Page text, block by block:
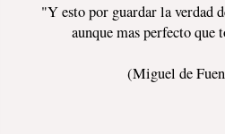
"Y esto por guardar la verdad
aunque mas perfecto
(Miguel de Fuenllana,